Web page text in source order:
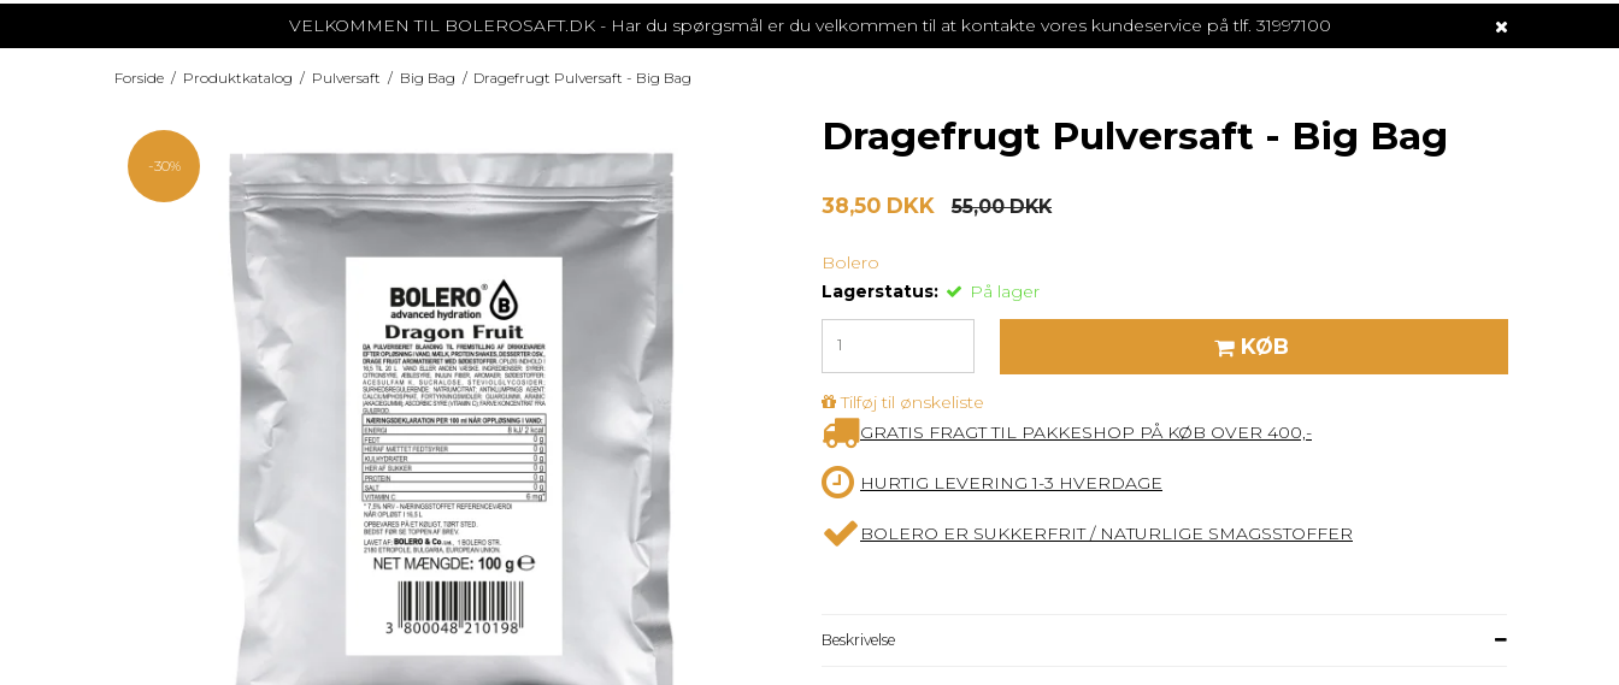
VELKOMMEN TIL BOLEROSAFT.DK - Har du spørgsmål er du velkommen til at kontakte vores kundeservice på tlf. 31997100
Forside / Produktkatalog / Pulversaft / Big Bag / Dragefrugt Pulversaft - Big Bag
-30%
Dragefrugt Pulversaft - Big Bag
38,50 DKK 55,00 DKK
Bolero
Lagerstatus:
På lager
KØB
Tilføj til ønskeliste
GRATIS FRAGT TIL PAKKESHOP PÅ KØB OVER 400,-
HURTIG LEVERING 1-3 HVERDAGE
BOLERO ER SUKKERFRIT / NATURLIGE SMAGSSTOFFER
Beskrivelse